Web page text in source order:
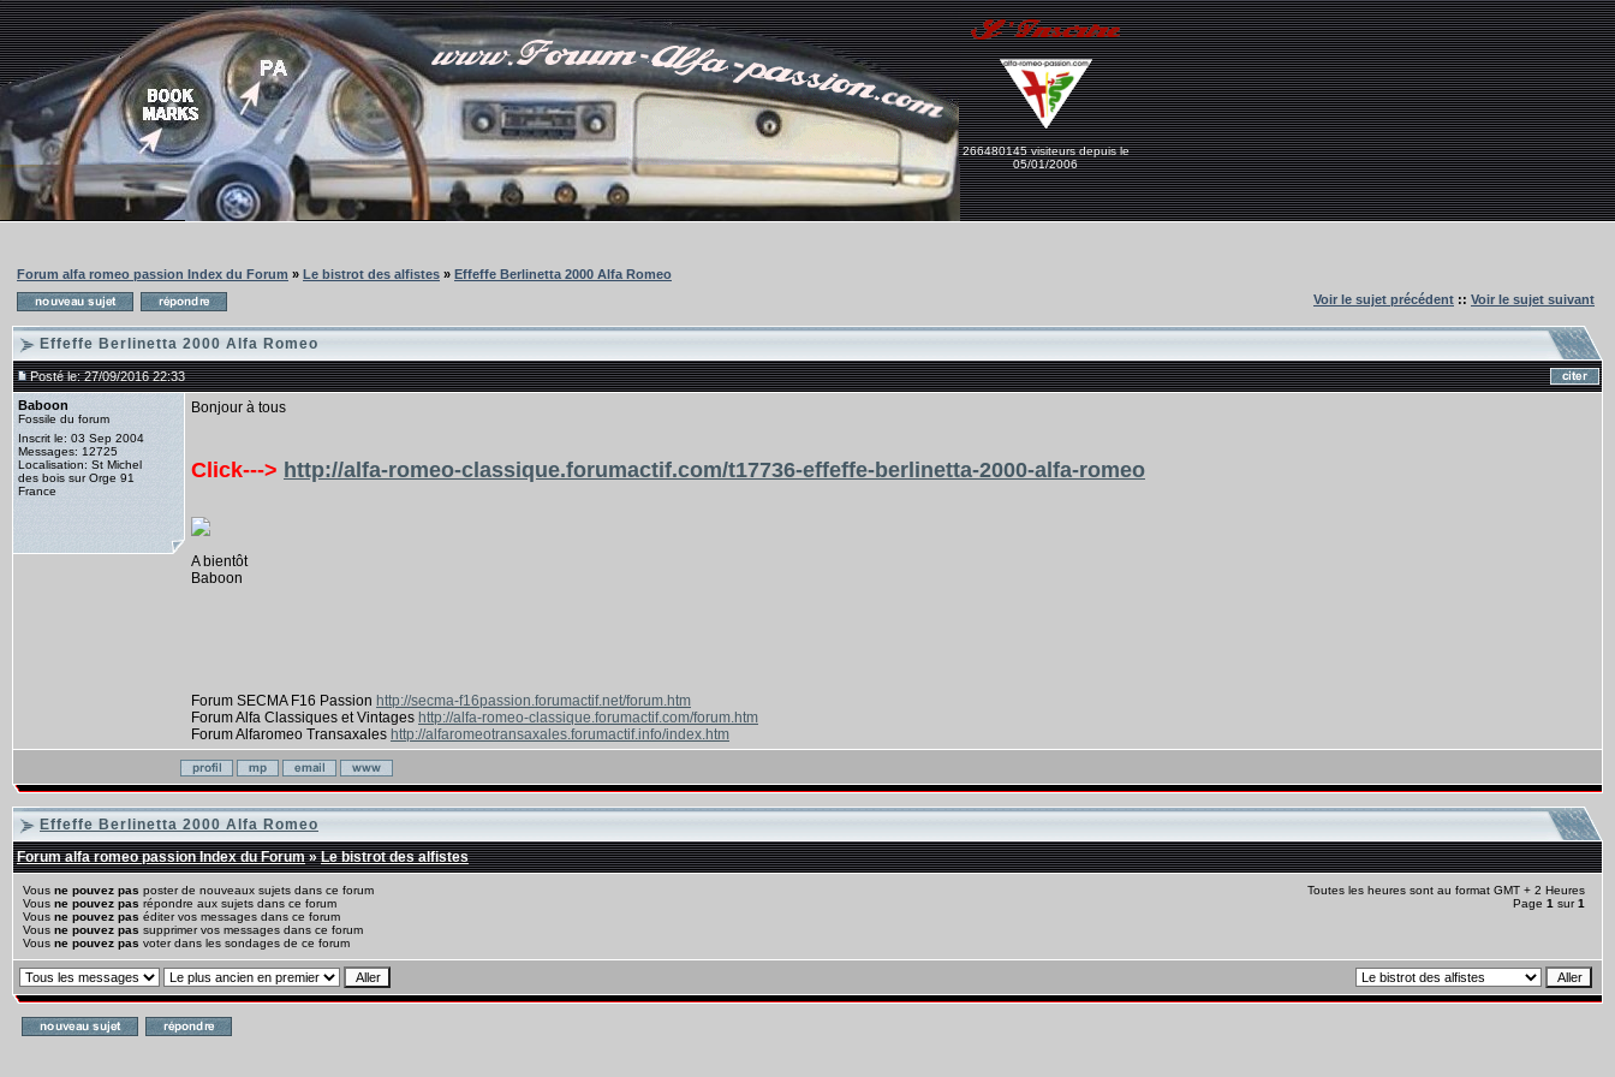
266480145 visiteurs depuis le
05/01/2006
Forum alfa romeo passion Index du Forum » Le bistrot des alfistes » Effeffe Berlinetta 2000 Alfa Romeo
Voir le sujet précédent :: Voir le sujet suivant
Effeffe Berlinetta 2000 Alfa Romeo
Posté le: 27/09/2016 22:33
Baboon
Fossile du forum
Inscrit le: 03 Sep 2004
Messages: 12725
Localisation: St Michel
des bois sur Orge 91
France
Bonjour à tous
Click---> http://alfa-romeo-classique.forumactif.com/t17736-effeffe-berlinetta-2000-alfa-romeo
A bientôt
Baboon
Forum SECMA F16 Passion http://secma-f16passion.forumactif.net/forum.htm
Forum Alfa Classiques et Vintages http://alfa-romeo-classique.forumactif.com/forum.htm
Forum Alfaromeo Transaxales http://alfaromeotransaxales.forumactif.info/index.htm
Effeffe Berlinetta 2000 Alfa Romeo
Forum alfa romeo passion Index du Forum»Le bistrot des alfistes
Vous ne pouvez pas poster de nouveaux sujets dans ce forum
Vous ne pouvez pas répondre aux sujets dans ce forum
Vous ne pouvez pas éditer vos messages dans ce forum
Vous ne pouvez pas supprimer vos messages dans ce forum
Vous ne pouvez pas voter dans les sondages de ce forum
Toutes les heures sont au format GMT + 2 Heures
Page 1 sur1